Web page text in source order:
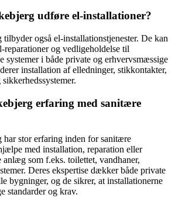
udføre el-installationer?
også el-installationstjenester. De kan
reparationer og vedligeholdelse til
systemer i både private og erhvervsmæssige
installation af elledninger, stikkontakter,
erfaring med sanitære
har stor erfaring inden for sanitære
med installation, reparation eller
som f.eks. toilettet, vandhaner,
Deres ekspertise dækker både private
bygninger, og de sikrer, at installationerne
standarder og krav.